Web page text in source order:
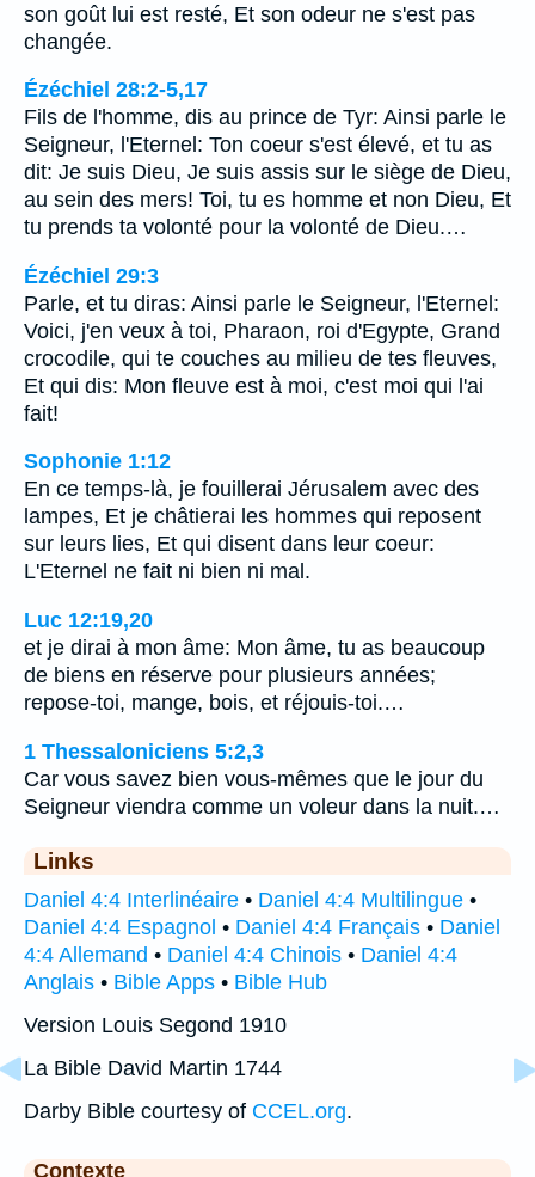
son goût lui est resté, Et son odeur ne s'est pas
changée.
Ézéchiel 28:2-5,17
Fils de l'homme, dis au prince de Tyr: Ainsi parle le
Seigneur, l'Eternel: Ton coeur s'est élevé, et tu as
dit: Je suis Dieu, Je suis assis sur le siège de Dieu,
au sein des mers! Toi, tu es homme et non Dieu, Et
tu prends ta volonté pour la volonté de Dieu.…
Ézéchiel 29:3
Parle, et tu diras: Ainsi parle le Seigneur, l'Eternel:
Voici, j'en veux à toi, Pharaon, roi d'Egypte, Grand
crocodile, qui te couches au milieu de tes fleuves,
Et qui dis: Mon fleuve est à moi, c'est moi qui l'ai
fait!
Sophonie 1:12
En ce temps-là, je fouillerai Jérusalem avec des
lampes, Et je châtierai les hommes qui reposent
sur leurs lies, Et qui disent dans leur coeur:
L'Eternel ne fait ni bien ni mal.
Luc 12:19,20
et je dirai à mon âme: Mon âme, tu as beaucoup
de biens en réserve pour plusieurs années;
repose-toi, mange, bois, et réjouis-toi.…
1 Thessaloniciens 5:2,3
Car vous savez bien vous-mêmes que le jour du
Seigneur viendra comme un voleur dans la nuit.…
Links
Daniel 4:4 Interlinéaire • Daniel 4:4 Multilingue •
Daniel 4:4 Espagnol • Daniel 4:4 Français • Daniel
4:4 Allemand • Daniel 4:4 Chinois • Daniel 4:4
Anglais • Bible Apps • Bible Hub
Version Louis Segond 1910
La Bible David Martin 1744
Darby Bible courtesy of CCEL.org.
Contexte